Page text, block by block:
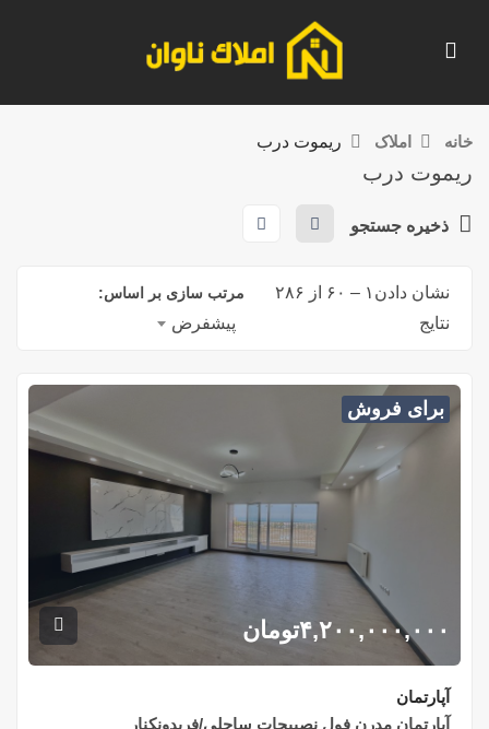
خانه املاک ریموت درب
ریموت درب
ذخیره جستجو
نشان دادن ۱ – ۶۰
از ۲۸۶
نتایج
مرتب سازی بر اساس:
پیشفرض
برای فروش
۴,۲۰۰,۰۰۰,۰۰۰تومان
آپارتمان
آپارتمان مدرن فول نصبیجات ساحلی/فریدونکنار